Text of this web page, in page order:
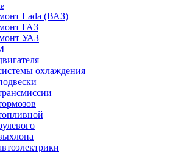
Lada (ВАЗ)
ГАЗ
УАЗ
охлаждения